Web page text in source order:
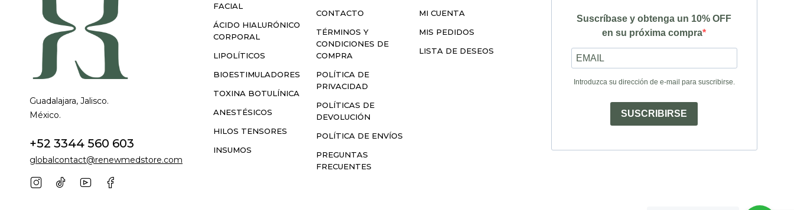
Guadalajara, Jalisco.
México.
+52 3344 560 603
globalcontact@renewmedstore.com
FACIAL
ÁCIDO HIALURÓNICO
CORPORAL
LIPOLÍTICOS
BIOESTIMULADORES
TOXINA BOTULÍNICA
ANESTÉSICOS
HILOS TENSORES
INSUMOS
CONTACTO
TÉRMINOS Y
CONDICIONES DE
COMPRA
POLÍTICA DE
PRIVACIDAD
POLÍTICAS DE
DEVOLUCIÓN
POLÍTICA DE ENVÍOS
PREGUNTAS
FRECUENTES
MI CUENTA
MIS PEDIDOS
LISTA DE DESEOS
Suscríbase y obtenga un 10% OFF
en su próxima compra
Introduzca su dirección de e-mail para suscribirse.
SUSCRIBIRSE